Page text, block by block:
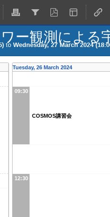
ー観測による
to Wednesday, 27 March 2024
Tuesday, 26 March 2024
09:30
COSMOS講習会
12:30